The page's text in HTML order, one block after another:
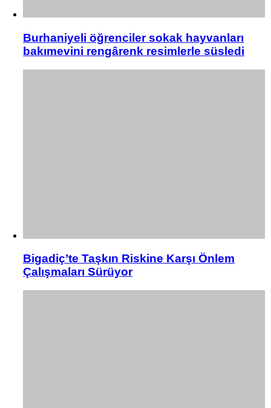
Burhaniyeli öğrenciler sokak hayvanları
bakımevini rengârenk resimlerle süsledi
Bigadiç’te Taşkın Riskine Karşı Önlem
Çalışmaları Sürüyor